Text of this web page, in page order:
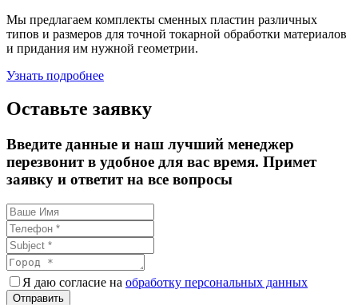
Мы предлагаем комплекты сменных пластин различных
типов и размеров для точной токарной обработки материалов
и придания им нужной геометрии.
Узнать подробнее
Оставьте заявку
Введите данные и наш лучший менеджер
перезвонит в удобное для вас время. Примет
заявку и ответит на все вопросы
Я даю согласие на обработку персональных данных